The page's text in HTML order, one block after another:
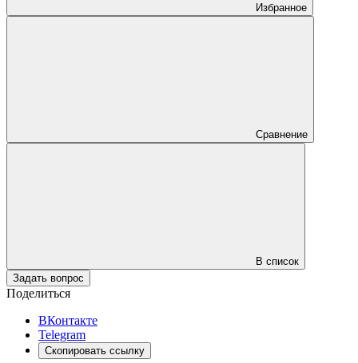
Избранное
Сравнение
В список
Задать вопрос
Поделиться
ВКонтакте
Telegram
Скопировать ссылку